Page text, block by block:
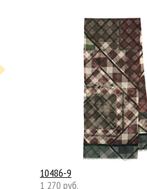
10486-9
1 270 руб.